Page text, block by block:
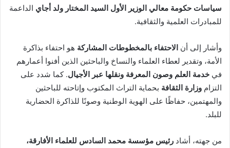
سياسات حكومة معالي الوزير الأول السيد المختار ولد أجاي الداعمة
للمبادرات العلمية والثقافية.
وأشار إلى أن الاحتفاء بالمخطوطات المشاركة هو احتفاء بذاكرة
الأمة، وتقدير لعطاء العلماء والنساخ والباحثين الذين أفنوا أعمارهم
في خدمة العلم وصون المعرفة ونقلها عبر الأجيال. كما شدد على
التزام وزارة الثقافة بحماية التراث المكتوب وإتاحته للباحثين
والمهتمين، حفاظًا على الهوية الوطنية وصونًا للذاكرة الحضارية
للبلد.
من جهته، أشاد رئيس مؤسسة محمد السادس للعلماء الأفارقة،